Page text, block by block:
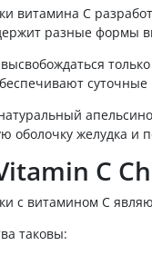
витамина С
разные формы
оболочку желудка
C
с витамином С
таковы: